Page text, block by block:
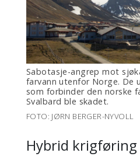
Sabotasje-angrep mot
farvann utenfor Norge. De
som forbinder den norske
Svalbard ble skadet.
FOTO: JØRN BERGER-NYVOLL
Hybrid